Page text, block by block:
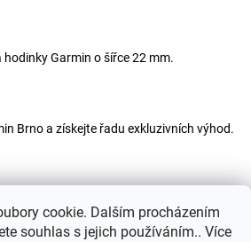
cookie. Dalším procházením
souhlas s jejich používáním.. Více
Garmin o šířce 22 mm.
Brno a získejte řadu exkluzivních výhod.